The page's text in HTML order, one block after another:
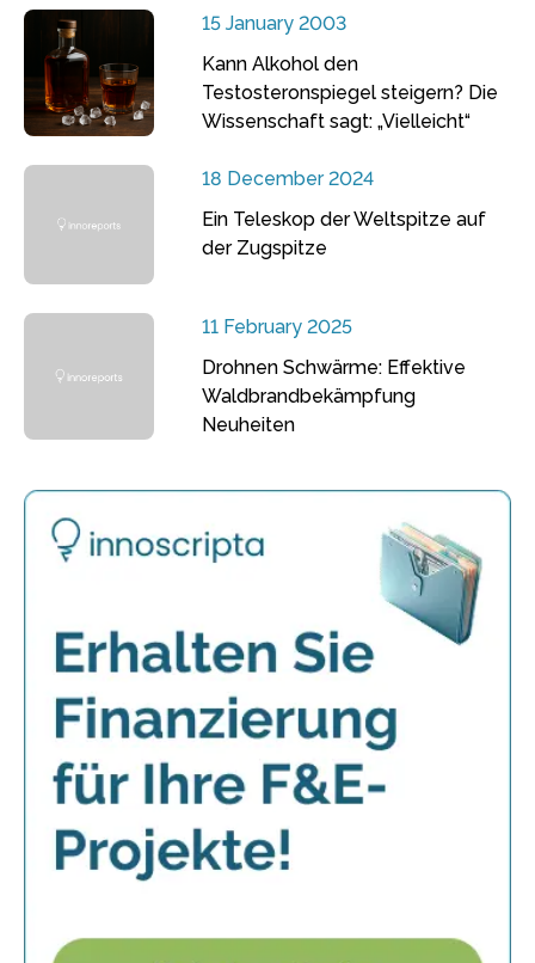
15 January 2003
Kann Alkohol den
Testosteronspiegel steigern? Die
Wissenschaft sagt: „Vielleicht“
18 December 2024
Ein Teleskop der Weltspitze auf
der Zugspitze
11 February 2025
Drohnen Schwärme: Effektive
Waldbrandbekämpfung
Neuheiten